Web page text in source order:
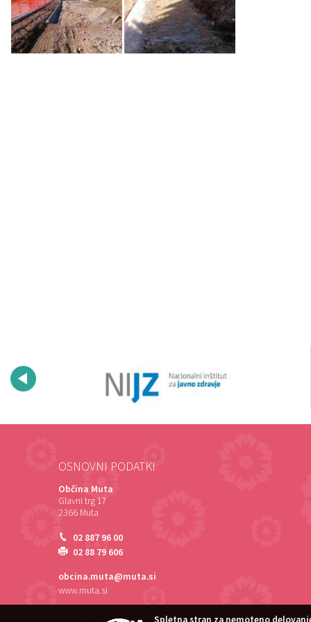
OSNOVNI PODATKI
Občina Muta
Glavni trg 17
2366 Muta
02 887 96 00
02 88 79 606
obcina.muta@muta.si
www.muta.si
Spletna stran za nemoteno